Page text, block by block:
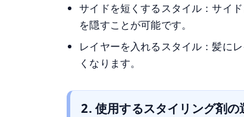
サイドを短くするスタイル：サイ
を隠すことが可能です。
レイヤーを入れるスタイル：髪に
くなります。
2. 使用するスタイリング剤の